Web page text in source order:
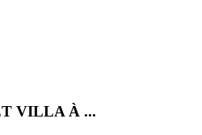
VILLA À ...